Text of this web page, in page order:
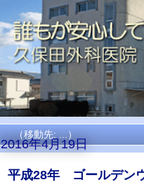
2016年4月19日
平成28年 ゴールデン